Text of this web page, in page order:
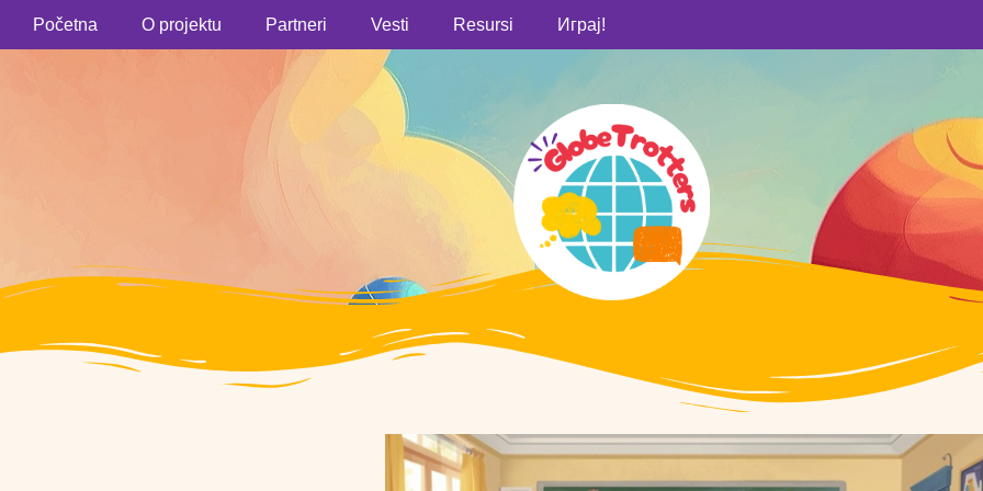
Početna O projektu Partneri Vesti Resursi Играј!